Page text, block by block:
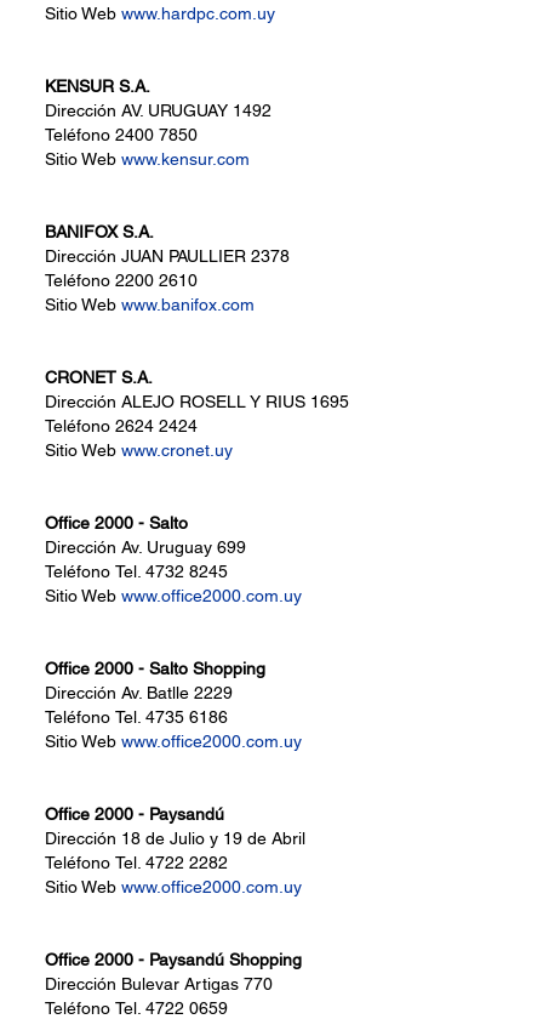
Sitio Web www.hardpc.com.uy
KENSUR S.A.
Dirección AV. URUGUAY 1492
Teléfono 2400 7850
Sitio Web www.kensur.com
BANIFOX S.A.
Dirección JUAN PAULLIER 2378
Teléfono 2200 2610
Sitio Web www.banifox.com
CRONET S.A.
Dirección ALEJO ROSELL Y RIUS 1695
Teléfono 2624 2424
Sitio Web www.cronet.uy
Office 2000 - Salto
Dirección Av. Uruguay 699
Teléfono Tel. 4732 8245
Sitio Web www.office2000.com.uy
Office 2000 - Salto Shopping
Dirección Av. Batlle 2229
Teléfono Tel. 4735 6186
Sitio Web www.office2000.com.uy
Office 2000 - Paysandú
Dirección 18 de Julio y 19 de Abril
Teléfono Tel. 4722 2282
Sitio Web www.office2000.com.uy
Office 2000 - Paysandú Shopping
Dirección Bulevar Artigas 770
Teléfono Tel. 4722 0659